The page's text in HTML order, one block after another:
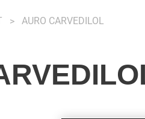
AURO CARVEDILOL